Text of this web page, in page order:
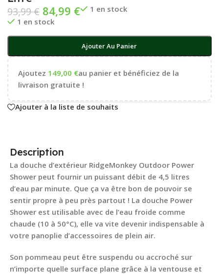
93,99€ 84,99 €
1 en stock
1 en stock
Ajouter Au Panier
Ajoutez 149,00 €au panier et bénéficiez de la
livraison gratuite !
Ajouter à la liste de souhaits
Description
La douche d’extérieur RidgeMonkey Outdoor Power
Shower peut fournir un puissant débit de 4,5 litres
d’eau par minute. Que ça va être bon de pouvoir se
sentir propre à peu près partout ! La douche Power
Shower est utilisable avec de l’eau froide comme
chaude (10 à 50°C), elle va vite devenir indispensable à
votre panoplie d’accessoires de plein air.
Son pommeau peut être suspendu ou accroché sur
n’importe quelle surface plane grâce à la ventouse et